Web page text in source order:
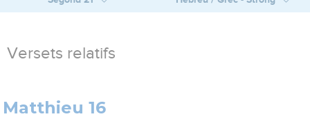
Versets relatifs
Matthieu 16